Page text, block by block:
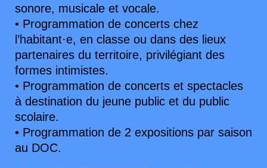
sonore, musicale et vocale.
• Programmation de concerts chez
l’habitant·e, en classe ou dans des lieux
partenaires du territoire, privilégiant des
formes intimistes.
• Programmation de concerts et spectacles
à destination du jeune public et du public
scolaire.
• Programmation de 2 expositions par saison
au DOC.